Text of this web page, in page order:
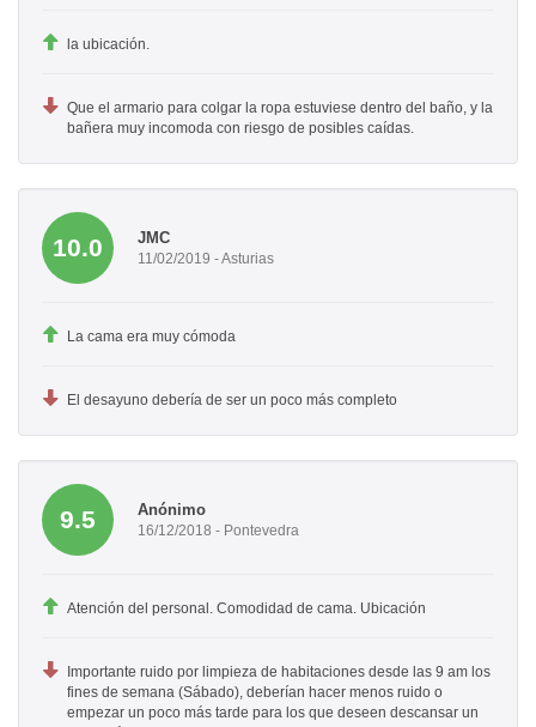
la ubicación.
Que el armario para colgar la ropa estuviese dentro del baño, y la
bañera muy incomoda con riesgo de posibles caídas.
10.0 JMC
11/02/2019 - Asturias
La cama era muy cómoda
El desayuno debería de ser un poco más completo
9.5 Anónimo
16/12/2018 - Pontevedra
Atención del personal. Comodidad de cama. Ubicación
Importante ruido por limpieza de habitaciones desde las 9 am los
fines de semana (Sábado), deberían hacer menos ruido o
empezar un poco más tarde para los que deseen descansar un